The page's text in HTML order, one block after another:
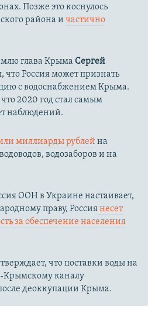
Позже это коснулось
района и частично
глава Крыма Сергей
что Россия может признать
с водоснабжением Крыма.
2020 год стал самым
наблюдений.​
миллиарды рублей на
водозаборов и на
ООН в Украине настаивает,
праву, Россиянесет
за обеспечение населения
что поставки воды на
Крымскому каналу
деоккупации Крыма.